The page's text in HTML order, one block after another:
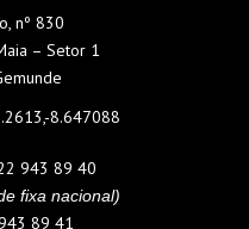
nº 830
– Setor 1
8.647088
943 89 40
fixa nacional)
89 41